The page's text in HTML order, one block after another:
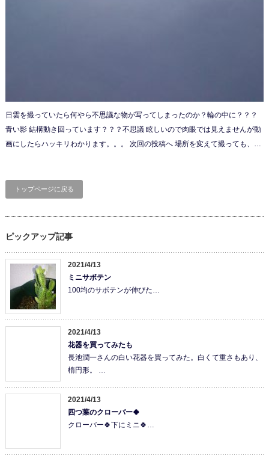
日雲を撮っていたら何やら不思議な物が写ってしまったのか？輪の中に？？？
青い影 結構動き回っています？？？不思議 眩しいので肉眼では見えませんが動
画にしたらハッキリわかります。。。 次回の投稿へ 場所を変えて撮っても、…
トップページに戻る
ピックアップ記事
2021/4/13
ミニサボテン
100均のサボテンが伸びた…
2021/4/13
花器を買ってみたも
長池潤一さんの白い花器を買ってみた。白くて重さもあり、
楕円形。 …
2021/4/13
四つ葉のクローバー🍀
クローバー🍀下にミニ🍀…